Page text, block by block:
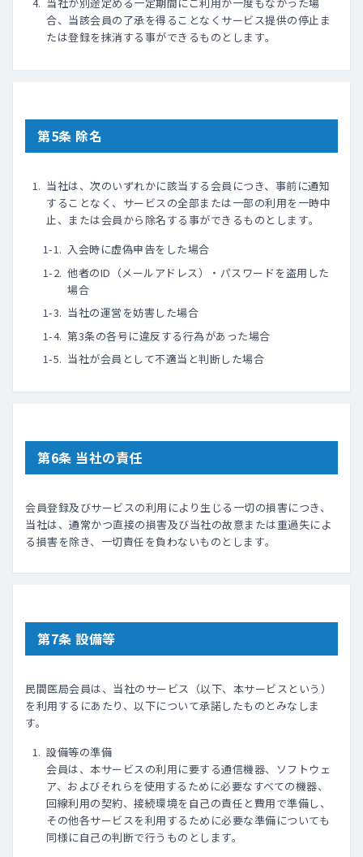
合、当該会員の了承を得ることなくサービス提供の停止ま
たは登録を抹消する事ができるものとします｡
第5条 除名
当社は、次のいずれかに該当する会員につき、事前に通知
することなく、サービスの全部または一部の利用を一時中
止、または会員から除名する事ができるものとします｡
入会時に虚偽申告をした場合
他者のID（メールアドレス）・パスワードを盗用した
場合
当社の運営を妨害した場合
第3条の各号に違反する行為があった場合
当社が会員として不適当と判断した場合
第6条 当社の責任
会員登録及びサービスの利用により生じる一切の損害につき、
当社は、通常かつ直接の損害及び当社の故意または重過失によ
る損害を除き、一切責任を負わないものとします｡
第7条 設備等
民間医局会員は、当社のサービス（以下、本サービスという）
を利用するにあたり、以下について承諾したものとみなしま
す。
設備等の準備
会員は、本サービスの利用に要する通信機器、ソフトウェ
ア、およびそれらを使用するために必要なすべての機器、
回線利用の契約、接続環境を自己の責任と費用で準備し、
その他各サービスを利用するために必要な準備についても
同様に自己の判断で行うものとします。